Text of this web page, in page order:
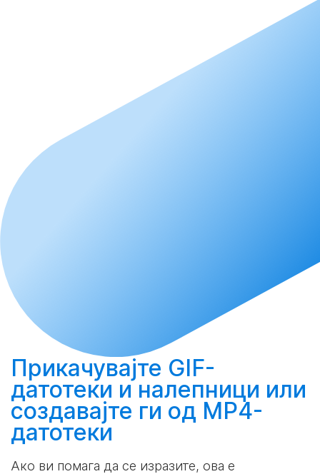
Прикачувајте GIF-
датотеки и налепници или
создавајте ги од MP4-
датотеки
Ако ви помага да се изразите, ова е